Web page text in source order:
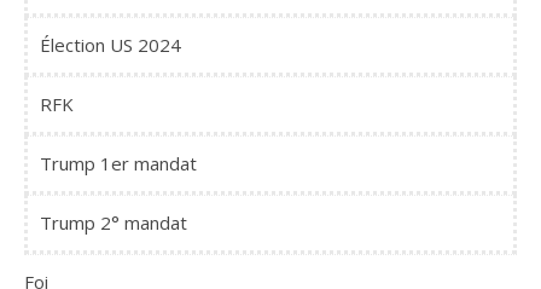
Élection US 2024
RFK
Trump 1er mandat
Trump 2° mandat
Foi